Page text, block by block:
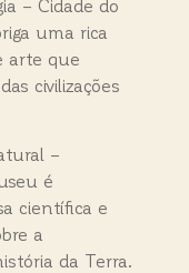
– Cidade do
uma rica
arte que
civilizações
–
é
científica e
a
da Terra.